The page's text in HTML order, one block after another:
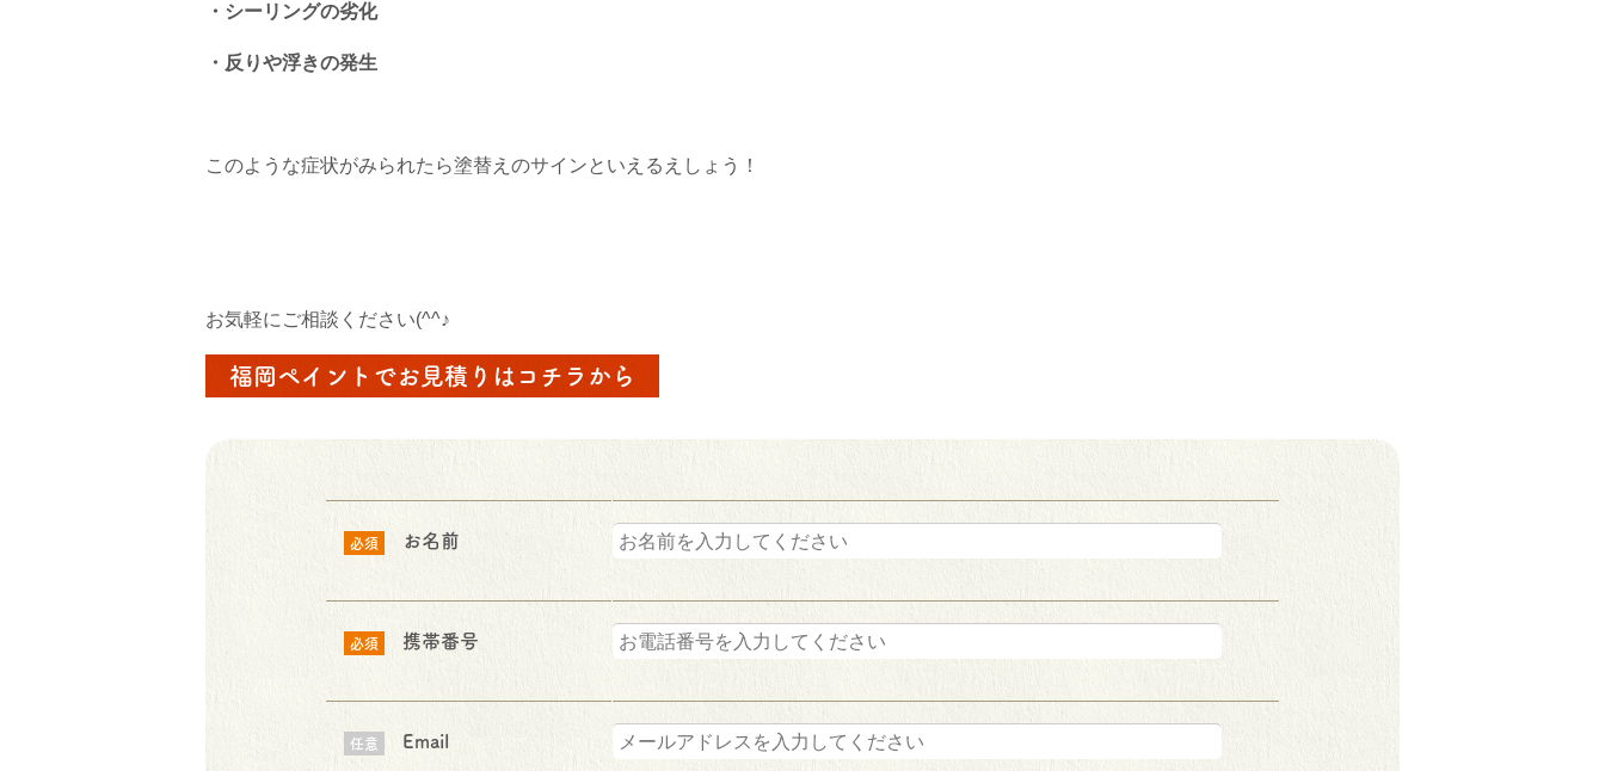
・シーリングの劣化
・反りや浮きの発生
このような症状がみられたら塗替えのサインといえるえしょう！
お気軽にご相談ください(^^♪
福岡ペイントでお見積りはコチラから
必須 お名前
必須 携帯番号
任意 Email